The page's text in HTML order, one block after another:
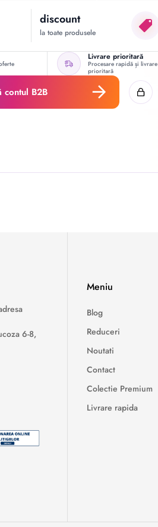
discount
la toate produsele
Livrare prioritară
Procesare rapidă și livrare
prioritară
contul B2B
6-8,
Meniu
Blog
Reduceri
Noutati
Contact
Colectie Premium
Livrare rapida